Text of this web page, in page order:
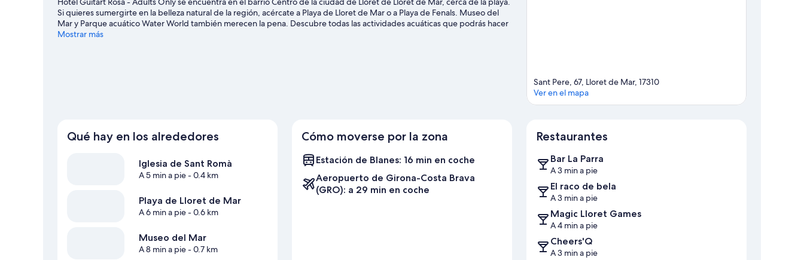
Si quieres sumergirte en la belleza natural de la región, acércate a Playa de Lloret de Mar o a Playa de Fenals. Museo del
Mar y Parque acuático Water World también merecen la pena. Descubre todas las actividades acuáticas que podrás hacer
en la zona, como submarinismo o esnórquel; además, tendrás ocasión de disfrutar de la naturaleza al aire libre con
Mostrar más
Sant Pere, 67, Lloret de Mar, 17310
Ver en el mapa
Qué hay en los alrededores
Iglesia de Sant Romà
A 5 min a pie- 0.4 km
Playa de Lloret de Mar
A 6 min a pie- 0.6 km
Museo del Mar
A 8 min a pie- 0.7 km
Cómo moverse por la zona
Estación de Blanes: 16 min en coche
Aeropuerto de Girona-Costa Brava
(GRO): a 29 min en coche
Restaurantes
Bar La Parra
A 3 min a pie
El raco de bela
A 3 min a pie
Magic Lloret Games
A 4 min a pie
Cheers'Q
A 3 min a pie